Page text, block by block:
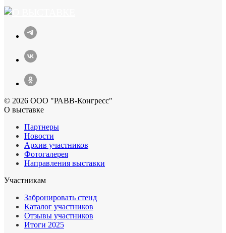
© 2026 ООО "РАВВ-Конгресс"
О выставке
Партнеры
Новости
Архив участников
Фотогалерея
Направления выставки
Участникам
Забронировать стенд
Каталог участников
Отзывы участников
Итоги 2025